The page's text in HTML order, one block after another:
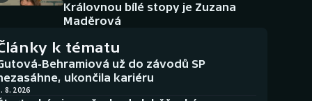
Královnou bílé stopy je Zuzana
Maděrová
k tématu
Behramiová už do závodů SP
ukončila kariéru
8. 2026